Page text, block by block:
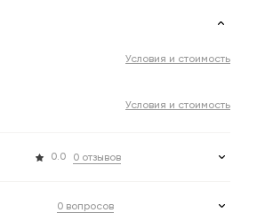
Условия и стоимость
Условия и стоимость
0.0 0 отзывов
0 вопросов